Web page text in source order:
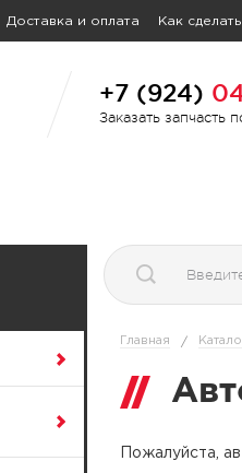
Доставка и оплата Как
+7 (924)
Заказать запчасть
Главная /
Пожалуйста,